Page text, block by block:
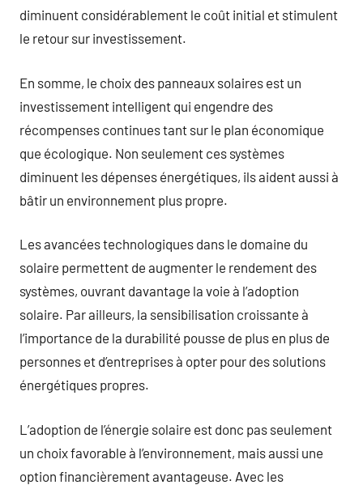
diminuent considérablement le coût initial et stimulent
le retour sur investissement.
En somme, le choix des panneaux solaires est un
investissement intelligent qui engendre des
récompenses continues tant sur le plan économique
que écologique. Non seulement ces systèmes
diminuent les dépenses énergétiques, ils aident aussi à
bâtir un environnement plus propre.
Les avancées technologiques dans le domaine du
solaire permettent de augmenter le rendement des
systèmes, ouvrant davantage la voie à l’adoption
solaire. Par ailleurs, la sensibilisation croissante à
l’importance de la durabilité pousse de plus en plus de
personnes et d’entreprises à opter pour des solutions
énergétiques propres.
L’adoption de l’énergie solaire est donc pas seulement
un choix favorable à l’environnement, mais aussi une
option financièrement avantageuse. Avec les